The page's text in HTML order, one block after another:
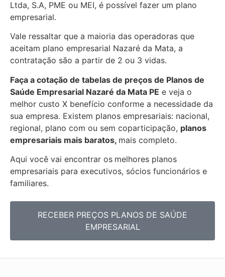
Ltda, S.A, PME ou MEI, é possível fazer um plano
empresarial.
Vale ressaltar que a maioria das operadoras que
aceitam plano empresarial Nazaré da Mata, a
contratação são a partir de 2 ou 3 vidas.
Faça a cotação de tabelas de preços de Planos de
Saúde Empresarial Nazaré da Mata PE e veja o
melhor custo X benefício conforme a necessidade da
sua empresa. Existem planos empresariais: nacional,
regional, plano com ou sem coparticipação, planos
empresariais mais baratos, mais completo.
Aqui você vai encontrar os melhores planos
empresariais para executivos, sócios funcionários e
familiares.
RECEBER PREÇOS PLANOS DE SAÚDE
EMPRESARIAL